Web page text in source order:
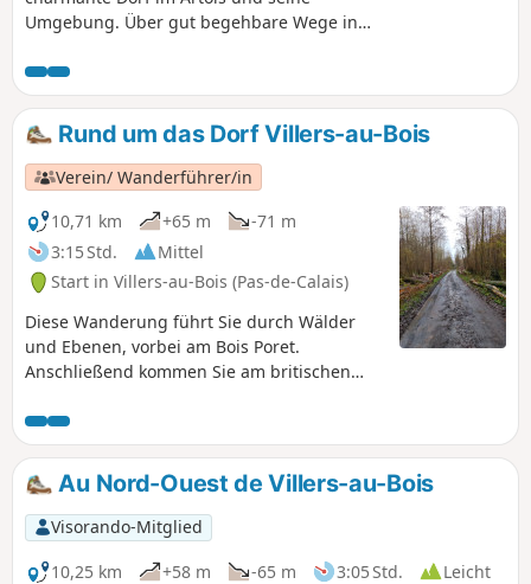
Umgebung. Über gut begehbare Wege in
zum Ortseingang von Mont Saint-Éloi, von
wo aus Sie einen Blick auf die ehemalige
Abtei haben.
Rund um das Dorf Villers-au-Bois
Verein/ Wanderführer/in
10,71 km
+65 m
-71 m
3:15 Std.
Mittel
Start in Villers-au-Bois (Pas-de-Calais)
Diese Wanderung führt Sie durch Wälder
und Ebenen, vorbei am Bois Poret.
Anschließend kommen Sie am britischen
Bummelbahn vorbei, bevor Sie den Bois des
Baudets durchqueren. Dort können Sie
schöne Begegnungen mit Wildtieren
machen.Au Nord-Ouest de Villers-au-Bois
Visorando-Mitglied
10,25 km
+58 m -65 m 3:05 Std.
Leicht